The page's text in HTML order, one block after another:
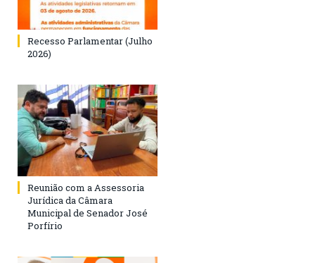
Recesso Parlamentar (Julho
2026)
Reunião com a Assessoria
Jurídica da Câmara
Municipal de Senador José
Porfírio